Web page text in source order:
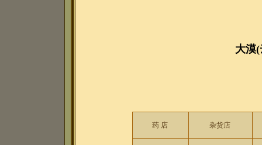
大漠
药 店 杂货店